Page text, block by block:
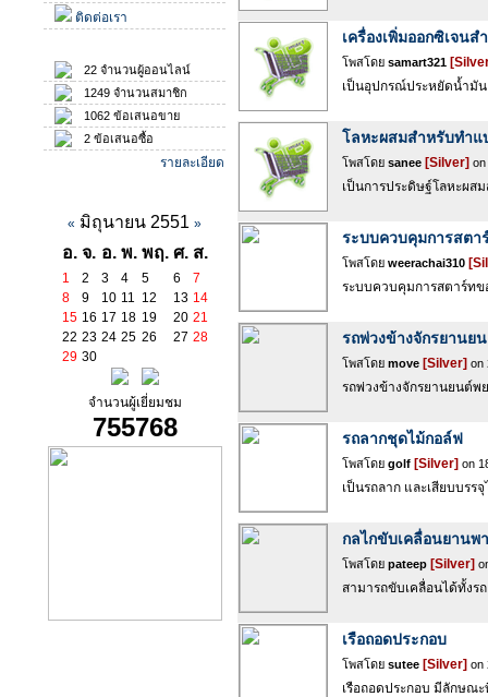
ติดต่อเรา
22 จำนวนผู้ออนไลน์
1249 จำนวนสมาชิก
1062 ข้อเสนอขาย
2 ข้อเสนอซื้อ
รายละเอียด
« มิถุนายน 2551 »
อ. จ. อ. พ. พฤ. ศ. ส.
1 2 3 4 5 6
7
8
9 10 11 12 13 14
15 16 17 18 19 20 21
22 23 24 25 26 27 28
29 30
จำนวนผู้เยี่ยมชม
755768
เครื่องเพิ่มออกซิเจนส
โพสโดย samart321
เป็นอุปกรณ์ประหยัดน้ำมัน
โลหะผสมสำหรับทำแ
โพสโดย sanee [Silver] on
เป็นการประดิษฐ์โลหะผส
ระบบควบคุมการสตา
โพสโดย weerachai310
ระบบควบคุมการสตาร์ทข
รถพ่วงข้างจักรยานย
โพสโดย move [Silver] on
รถพ่วงข้างจักรยานยนต์
รถลากชุดไม้กอล์ฟ
โพสโดย golf [Silver] on
เป็นรถลาก และเสียบบรร
กลไกขับเคลื่อนยานพ
โพสโดย pateep [Silver]
สามารถขับเคลื่อนได้ทั้งร
เรือถอดประกอบ
โพสโดย sutee [Silver] on
เรือถอดประกอบ มีลักษณ